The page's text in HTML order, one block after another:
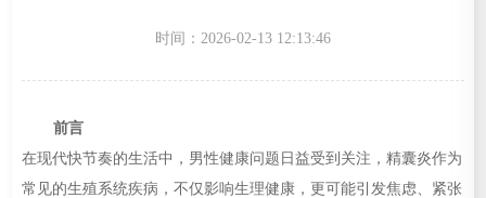
时间：2026-02-13 12:13:46
前言
在现代快节奏的生活中，男性健康问题日益受到关注，精囊炎作为
常见的生殖系统疾病，不仅影响生理健康，更可能引发焦虑、紧张